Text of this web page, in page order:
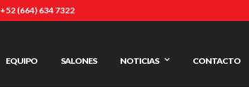
+52 (664) 634 7322
EQUIPO SALONES NOTICIAS CONTACTO